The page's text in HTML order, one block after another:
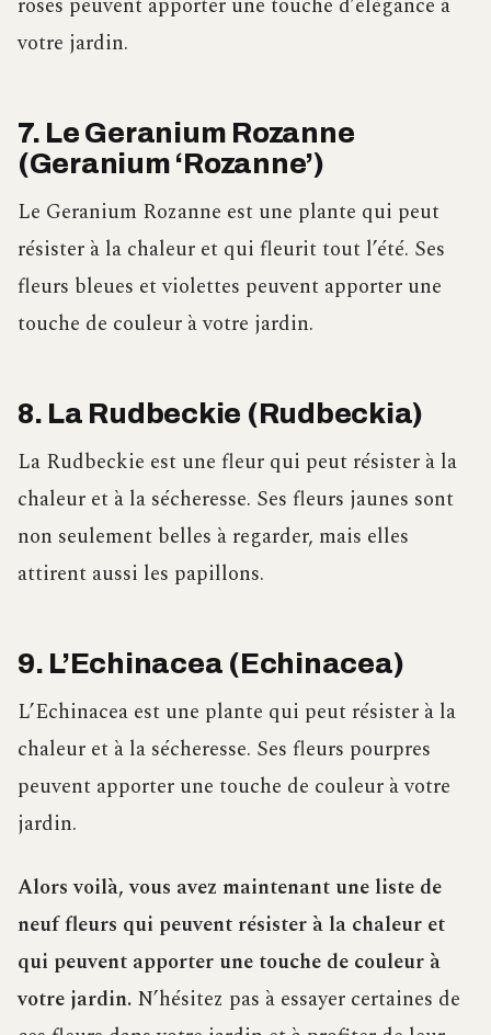
votre jardin.
7. Le Geranium Rozanne
(Geranium ‘Rozanne’)
Le Geranium Rozanne est une plante qui peut
résister à la chaleur et qui fleurit tout l’été. Ses
fleurs bleues et violettes peuvent apporter une
touche de couleur à votre jardin.
8. La Rudbeckie (Rudbeckia)
La Rudbeckie est une fleur qui peut résister à la
chaleur et à la sécheresse. Ses fleurs jaunes sont
non seulement belles à regarder, mais elles
attirent aussi les papillons.
9. L’Echinacea (Echinacea)
L’Echinacea est une plante qui peut résister à la
chaleur et à la sécheresse. Ses fleurs pourpres
peuvent apporter une touche de couleur à votre
jardin.
Alors voilà, vous avez maintenant une liste de
neuf fleurs qui peuvent résister à la chaleur et
qui peuvent apporter une touche de couleur à
votre jardin. N’hésitez pas à essayer certaines de